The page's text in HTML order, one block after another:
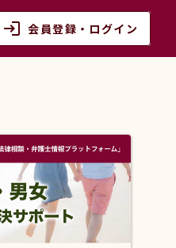
login 会員登録・ログイン